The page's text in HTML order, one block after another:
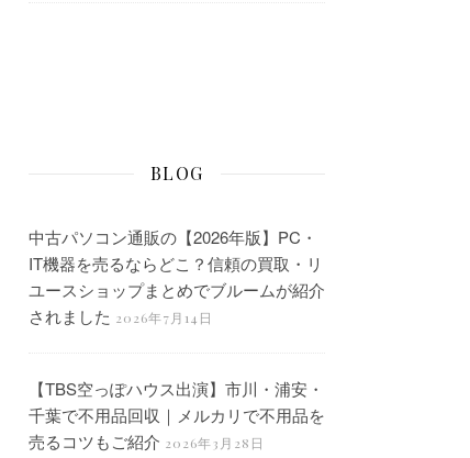
BLOG
中古パソコン通販の【2026年版】PC・
IT機器を売るならどこ？信頼の買取・リ
ユースショップまとめでブルームが紹介
されました 2026年7月14日
【TBS空っぽハウス出演】市川・浦安・
千葉で不用品回収｜メルカリで不用品を
売るコツもご紹介 2026年3月28日